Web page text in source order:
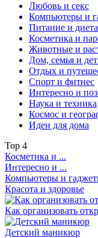
Любовь и секс
Компьютеры и
Питание и диета
Косметика и
Животные и
Дом, семья и
Отдых и
Спорт и фитнес
Интересно и
Наука и техника
Космос и
Идеи для дома
Top 4
Косметика и ...
Интересно и ...
Компьютеры и
Красота и здоровье
Как организовать
Детский маникюр